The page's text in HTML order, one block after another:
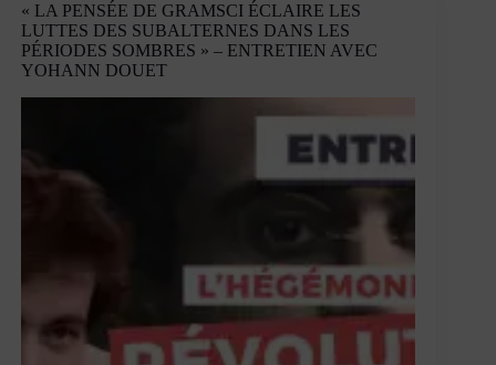
« LA PENSÉE DE GRAMSCI ÉCLAIRE LES
LUTTES DES SUBALTERNES DANS LES
PÉRIODES SOMBRES » – ENTRETIEN AVEC
YOHANN DOUET